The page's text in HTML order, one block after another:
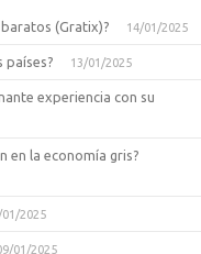
(Gratix)? 14/01/2025
países? 13/01/2025
experiencia con su
en la economía gris?
01/2025
01/2025